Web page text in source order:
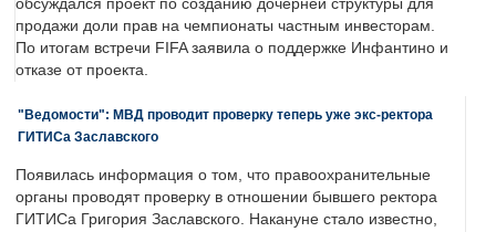
обсуждался проект по созданию дочерней структуры для
продажи доли прав на чемпионаты частным инвесторам.
По итогам встречи FIFA заявила о поддержке Инфантино и
отказе от проекта.
"Ведомости": МВД проводит проверку теперь уже экс-ректора
ГИТИСа Заславского
Появилась информация о том, что правоохранительные
органы проводят проверку в отношении бывшего ректора
ГИТИСа Григория Заславского. Накануне стало известно,